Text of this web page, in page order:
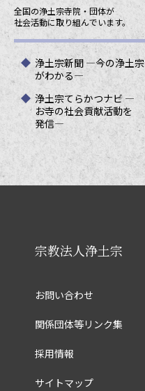
全国の浄土宗寺院・団体が
社会活動に取り組んでいます。
浄土宗新聞 ―今の浄土宗
がわかる―
浄土宗てらかつナビ ―
お寺の社会貢献活動を
発信―
宗教法人浄土宗
お問い合わせ
関係団体等リンク集
採用情報
サイトマップ